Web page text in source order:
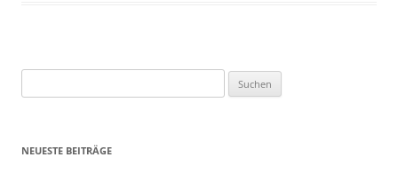
nach:
NEUESTE BEITRÄGE